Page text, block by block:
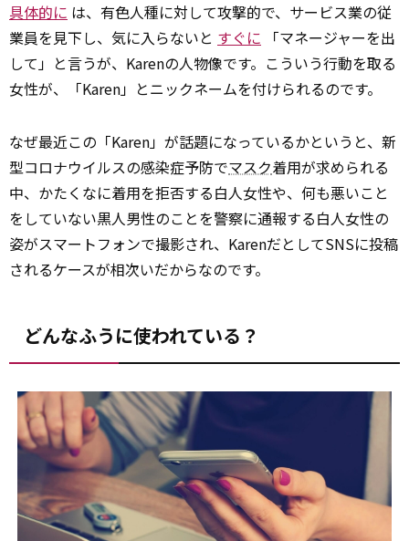
具体的に は、有色人種に対して攻撃的で、サービス業の従
業員を見下し、気に入らないと すぐに 「マネージャーを出
して」と言う――が、Karenの人物像です。こういう行動を取る
女性が、「Karen」とニックネームを付けられるのです。
なぜ最近この「Karen」が話題になっているかというと、新
型コロナウイルスの感染症予防でマスク着用が求められる
中、かたくなに着用を拒否する白人女性や、何も悪いこと
をしていない黒人男性のことを警察に通報する白人女性の
姿がスマートフォンで撮影され、KarenだとしてSNSに投稿
されるケースが相次いだからなのです。
どんなふうに使われている？